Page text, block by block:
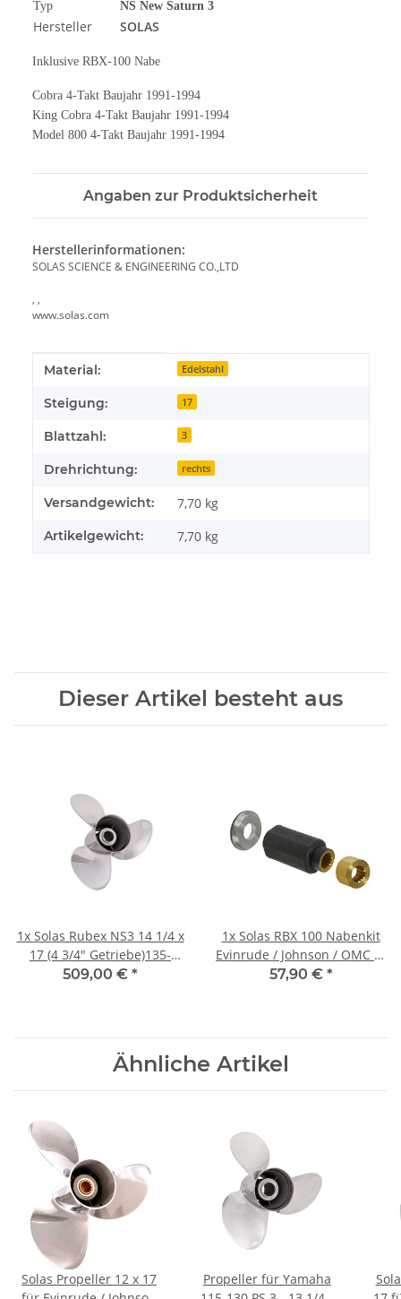
Typ NS New Saturn 3
Hersteller SOLAS
Inklusive RBX-100 Nabe
Cobra 4-Takt Baujahr 1991-1994
King Cobra 4-Takt Baujahr 1991-1994
Model 800 4-Takt Baujahr 1991-1994
Angaben zur Produktsicherheit
Herstellerinformationen:
SOLAS SCIENCE & ENGINEERING CO.,LTD
, ,
www.solas.com
Produkteigenschaft
Wert
Material: Edelstahl
Steigung: 17
Blattzahl: 3
Drehrichtung: rechts
Versandgewicht: 7,70 kg
Artikelgewicht: 7,70 kg
Dieser Artikel besteht aus
1x Solas Rubex NS3 14 1/4 x
17 (4 3/4" Getriebe)135-
300PS rechtsdrehend
509,00 € *
1x Solas RBX 100 Nabenkit
Evinrude / Johnson / OMC BJ
91-94 für 90-300 PS
57,90 € *
Ähnliche Artikel
Solas Propeller 12 x 17
Propeller für Yamaha